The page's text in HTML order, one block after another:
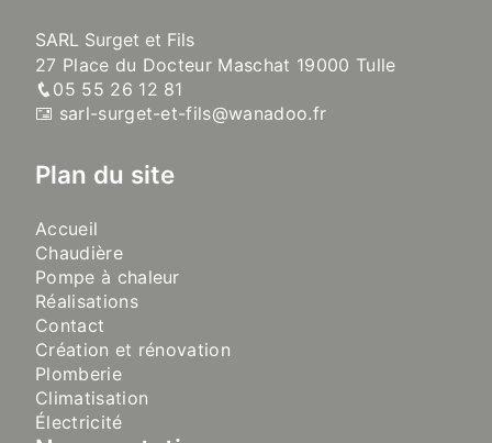
SARL Surget et Fils
27 Place du Docteur Maschat 19000 Tulle
05 55 26 12 81
sarl-surget-et-fils@wanadoo.fr
Plan du site
Accueil
Chaudière
Pompe à chaleur
Réalisations
Contact
Création et rénovation
Plomberie
Climatisation
Électricité